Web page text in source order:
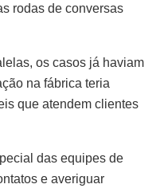
rodas de conversas
os casos já haviam
na fábrica teria
que atendem clientes
das equipes de
e averiguar